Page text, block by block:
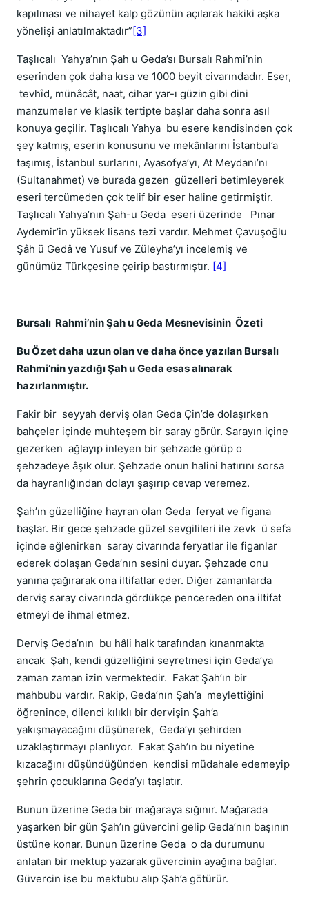
kapılması ve nihayet kalp gözünün açılarak hakiki aşka
yönelişi anlatılmaktadır”[3]
Taşlıcalı Yahya’nın Şah u Geda’sı Bursalı Rahmi’nin
eserinden çok daha kısa ve 1000 beyit civarındadır. Eser,
tevhîd, münâcât, naat, cihar yar-ı güzin gibi dini
manzumeler ve klasik tertipte başlar daha sonra asıl
konuya geçilir. Taşlıcalı Yahya bu esere kendisinden çok
şey katmış, eserin konusunu ve mekânlarını İstanbul’a
taşımış, İstanbul surlarını, Ayasofya’yı, At Meydanı’nı
(Sultanahmet) ve burada gezen güzelleri betimleyerek
eseri tercümeden çok telif bir eser haline getirmiştir.
Taşlıcalı Yahya’nın Şah-u Geda eseri üzerinde Pınar
Aydemir’in yüksek lisans tezi vardır. Mehmet Çavuşoğlu
Şâh ü Gedâ ve Yusuf ve Züleyha’yı incelemiş ve
günümüz Türkçesine çeirip bastırmıştır. [4]
Bursalı Rahmi’nin Şah u Geda Mesnevisinin Özeti
Bu Özet daha uzun olan ve daha önce yazılan Bursalı
Rahmi’nin yazdığı Şah u Geda esas alınarak
hazırlanmıştır.
Fakir bir seyyah derviş olan Geda Çin’de dolaşırken
bahçeler içinde muhteşem bir saray görür. Sarayın içine
gezerken ağlayıp inleyen bir şehzade görüp o
şehzadeye âşık olur. Şehzade onun halini hatırını sorsa
da hayranlığından dolayı şaşırıp cevap veremez.
Şah’ın güzelliğine hayran olan Geda feryat ve figana
başlar. Bir gece şehzade güzel sevgilileri ile zevk ü sefa
içinde eğlenirken saray civarında feryatlar ile figanlar
ederek dolaşan Geda’nın sesini duyar. Şehzade onu
yanına çağırarak ona iltifatlar eder. Diğer zamanlarda
derviş saray civarında gördükçe pencereden ona iltifat
etmeyi de ihmal etmez.
Derviş Geda’nın bu hâli halk tarafından kınanmakta
ancak Şah, kendi güzelliğini seyretmesi için Geda’ya
zaman zaman izin ve­rmektedir. Fakat Şah’ın bir
mahbubu vardır. Rakip, Geda’nın Şah’a meylettiğini
öğrenince, dilenci kılıklı bir dervişin Şah’a
yakışmayacağını düşünerek, Geda’yı şehirden
uzaklaştırmayı planlıyor. Fakat Şah’ın bu niyetine
kızacağını düşündüğünden kendisi müdahale edemeyip
şehrin çocuklarına Geda’yı taşlatır.
Bunun üzerine Geda bir mağaraya sığınır. Mağarada
yaşarken bir gün Şah’ın güvercini gelip Geda’nın başının
üstü­ne konar. Bunun üzerine Geda o da durumunu
anlatan bir mektup yazarak güvercinin ayağına bağlar.
Güvercin ise bu mektubu alıp Şah’a götürür.